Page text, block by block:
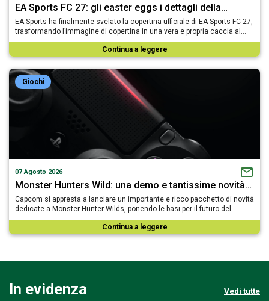
EA Sports FC 27: gli easter eggs i dettagli della…
EA Sports ha finalmente svelato la copertina ufficiale di EA Sports FC 27,
trasformando l’immagine di copertina in una vera e propria caccia al…
Continua a leggere
Giochi
07 Agosto 2026
Monster Hunters Wild: una demo e tantissime novità…
Capcom si appresta a lanciare un importante e ricco pacchetto di novità
dedicate a Monster Hunter Wilds, ponendo le basi per il futuro del…
Continua a leggere
In evidenza Vedi tutte